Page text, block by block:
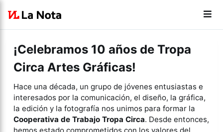
¡Celebramos 10 años de Tropa
Circa Artes Gráficas!
Hace una década, un grupo de jóvenes entusiastas e
interesados por la comunicación, el diseño, la gráfica,
la edición y la fotografía nos unimos para formar la
Cooperativa de Trabajo Tropa Circa. Desde entonces,